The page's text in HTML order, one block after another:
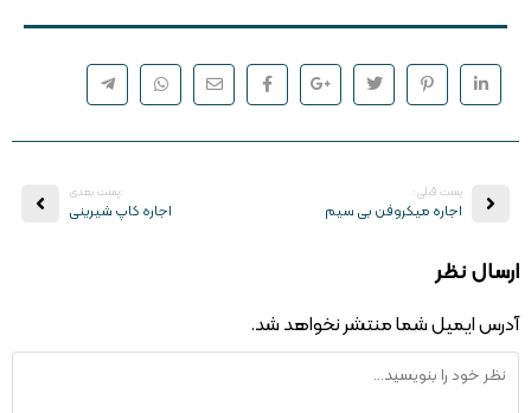
پست قبلی:
اجاره میکروفن بی سیم
:پست بعدی
اجاره کاپ شیرینی
ارسال نظر
آدرس ایمیل شما منتشر نخواهد شد.